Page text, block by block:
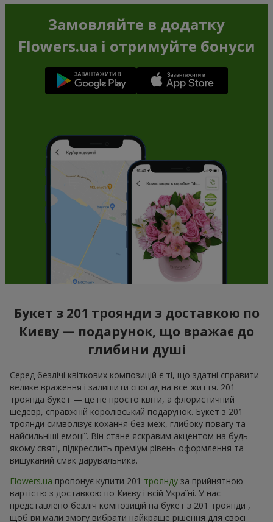
Замовляйте в додатку
Flowers.ua і отримуйте бонуси
Букет з 201 троянди з доставкою по
Києву — подарунок, що вражає до
глибини душі
Серед безлічі квіткових композицій є ті, що здатні справити
велике враження і залишити спогад на все життя. 201
троянда букет — це не просто квіти, а флористичний
шедевр, справжній королівський подарунок. Букет з 201
троянди символізує кохання без меж, глибоку повагу та
найсильніші емоції. Він стане яскравим акцентом на будь-
якому святі, підкреслить преміум рівень оформлення та
вишуканий смак дарувальника.
Flowers.ua пропонує купити 201 троянду за прийнятною
вартістю з доставкою по Києву і всій Україні. У нас
представлено безліч композицій на букет з 201 троянди ,
щоб ви мали змогу вибрати найкраще рішення для своєї